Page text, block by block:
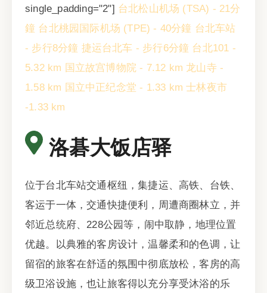
single_padding="2"] 台北松山机场 (TSA) - 21分
鐘 台北桃园国际机场 (TPE) - 40分鐘 台北车站
- 步行8分鐘 捷运台北车 - 步行6分鐘 台北101 -
5.32 km 国立故宫博物院 - 7.12 km 龙山寺 -
1.58 km 国立中正纪念堂 - 1.33 km 士林夜市
-1.33 km
洛碁大饭店驿
位于台北车站交通枢纽，集捷运、高铁、台铁、
客运于一体，交通快捷便利，周遭商圈林立，并
邻近总统府、228公园等，闹中取静，地理位置
优越。以典雅的客房设计，温馨柔和的色调，让
留宿的旅客在舒适的氛围中彻底放松，客房的高
级卫浴设施，也让旅客得以充分享受沐浴的乐